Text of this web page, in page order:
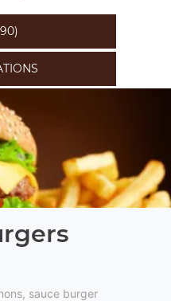
sauce burger